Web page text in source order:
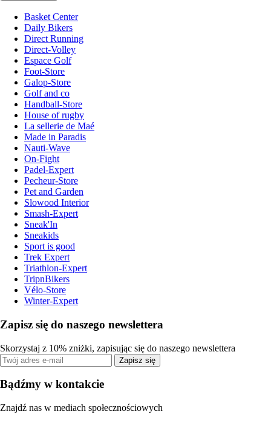
Basket Center
Daily Bikers
Direct Running
Direct-Volley
Espace Golf
Foot-Store
Galop-Store
Golf and co
Handball-Store
House of rugby
La sellerie de Maé
Made in Paradis
Nauti-Wave
On-Fight
Padel-Expert
Pecheur-Store
Pet and Garden
Slowood Interior
Smash-Expert
Sneak'In
Sneakids
Sport is good
Trek Expert
Triathlon-Expert
TripnBikers
Vélo-Store
Winter-Expert
Zapisz się do naszego newslettera
Skorzystaj z 10% zniżki, zapisując się do naszego newslettera
Zapisz się
Bądźmy w kontakcie
Znajdź nas w mediach społecznościowych